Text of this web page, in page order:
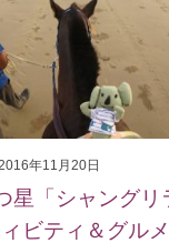
年11月20日
星「シャングリ
ビティ＆グルメ